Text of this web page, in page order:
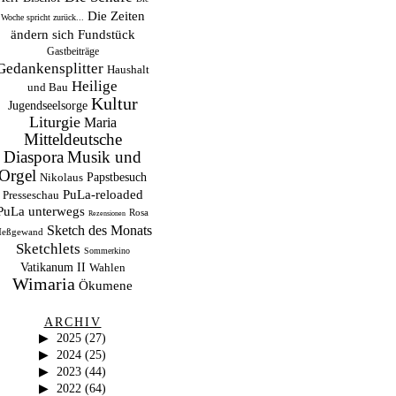
Woche spricht zurück...
Die Zeiten
ändern sich Fundstück
Gastbeiträge
Haushalt
und Bau Heilige
Jugendseelsorge Kultur
Liturgie Maria
Mitteldeutsche
Diaspora Musik und
Nikolaus Papstbesuch
Presseschau PuLa-reloaded
unterwegs Rezensionen Rosa
Sketch des Monats
Sketchlets Sommerkino
Vatikanum II Wahlen
Wimaria Ökumene
ARCHIV
2025 (27)
2024 (25)
2023 (44)
2022 (64)